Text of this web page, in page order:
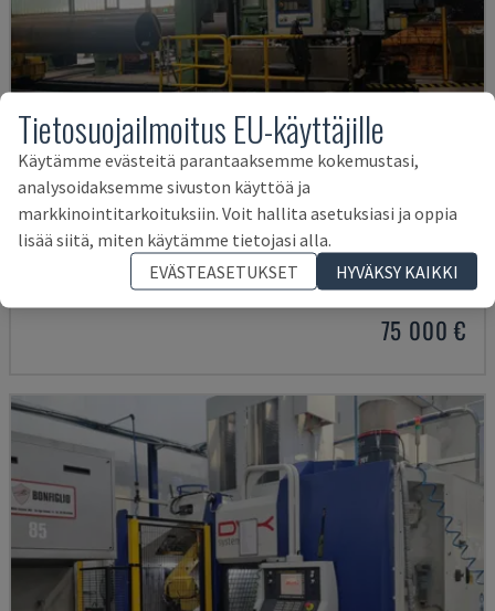
IRD 1600 CNC
IRLE - VAAKASUORA TYÖSTÖKESKUS
2004
75 000 €
Tietosuojailmoitus EU-käyttäjille
Käytämme evästeitä parantaaksemme kokemustasi,
analysoidaksemme sivuston käyttöä ja
markkinointitarkoituksiin. Voit hallita asetuksiasi ja oppia
lisää siitä, miten käytämme tietojasi alla.
EVÄSTEASETUKSET
HYVÄKSY KAIKKI